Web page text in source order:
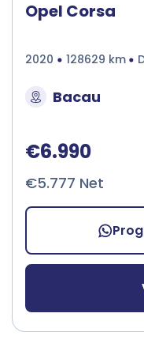
Opel Corsa
2020 128629 km
Bacau
€6.990
€5.777 Net